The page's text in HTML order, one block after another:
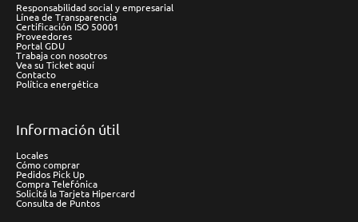
Responsabilidad social y empresarial
Línea de Transparencia
Certificación ISO 50001
Proveedores
Portal GDU
Trabaja con nosotros
Vea su Ticket aquí
Contacto
Política energética
Información útil
Locales
Cómo comprar
Pedidos Pick Up
Compra Telefónica
Solicitá la Tarjeta Hipercard
Consulta de Puntos